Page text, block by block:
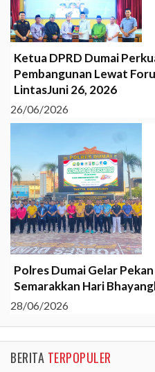
Ketua DPRD Dumai
Pembangunan Lewat
LintasJuni 26, 2026
26/06/2026
Polres Dumai Gelar
Semarakkan Hari
28/06/2026
BERITA TERPOPULER